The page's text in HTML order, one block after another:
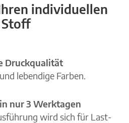
individuellen
Stoff
Druckqualität
lebendige Farben.
nur 3 Werktagen
wird sich für Last-